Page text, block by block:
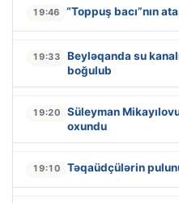
19:46 “Toppuş bacı”nın
19:33
Beyləqanda su
boğulub
19:20
Süleyman
oxundu
19:10 Təqaüdçülərin